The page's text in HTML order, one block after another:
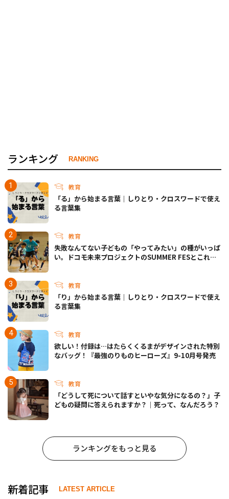
ランキング RANKING
教育
「る」から始まる言葉｜しりとり・クロスワードで使え
る言葉集
教育
失敗なんてない――子どもの「やってみたい」の種がいっぱ
い。ドコモ未来プロジェクトのSUMMER FESとこれか
教育
「り」から始まる言葉｜しりとり・クロスワードで使え
る言葉集
教育
欲しい！付録は…はたらくくるまがデザインされた特別
なバッグ！『最強のりものヒーローズ』9-10月号発売
教育
「どうして死について話すといやな気分になるの？」子
どもの疑問に答えられますか？｜死って、なんだろう？
ランキングをもっと見る
新着記事 LATEST ARTICLE